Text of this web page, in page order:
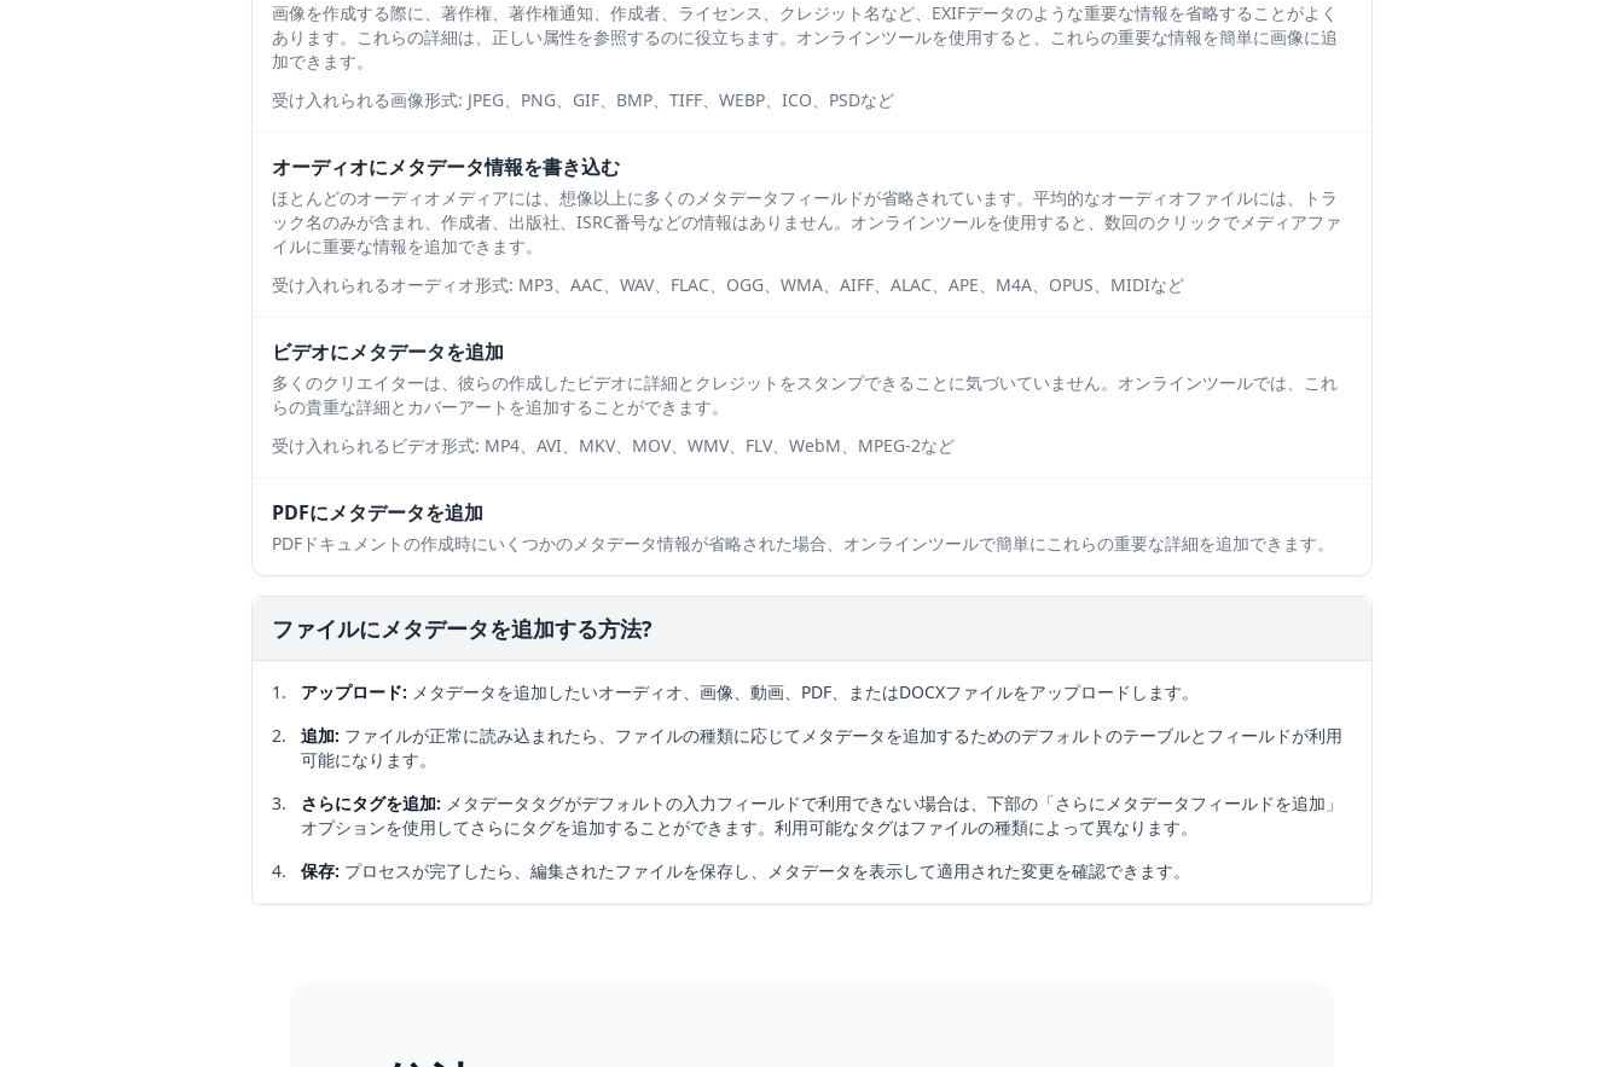
画像を作成する際に、著作権、著作権通知、作成者、ライセンス、クレジット名など、EXIFデータのような重要な情報を省略することがよく
あります。これらの詳細は、正しい属性を参照するのに役立ちます。オンラインツールを使用すると、これらの重要な情報を簡単に画像に追
加できます。
受け入れられる画像形式: JPEG、PNG、GIF、BMP、TIFF、WEBP、ICO、PSDなど
オーディオにメタデータ情報を書き込む
ほとんどのオーディオメディアには、想像以上に多くのメタデータフィールドが省略されています。平均的なオーディオファイルには、トラ
ック名のみが含まれ、作成者、出版社、ISRC番号などの情報はありません。オンラインツールを使用すると、数回のクリックでメディアファ
イルに重要な情報を追加できます。
受け入れられるオーディオ形式: MP3、AAC、WAV、FLAC、OGG、WMA、AIFF、ALAC、APE、M4A、OPUS、MIDIなど
ビデオにメタデータを追加
多くのクリエイターは、彼らの作成したビデオに詳細とクレジットをスタンプできることに気づいていません。オンラインツールでは、これ
らの貴重な詳細とカバーアートを追加することができます。
受け入れられるビデオ形式: MP4、AVI、MKV、MOV、WMV、FLV、WebM、MPEG-2など
PDFにメタデータを追加
PDFドキュメントの作成時にいくつかのメタデータ情報が省略された場合、オンラインツールで簡単にこれらの重要な詳細を追加できます。
ファイルにメタデータを追加する方法?
アップロード: メタデータを追加したいオーディオ、画像、動画、PDF、またはDOCXファイルをアップロードします。
追加: ファイルが正常に読み込まれたら、ファイルの種類に応じてメタデータを追加するためのデフォルトのテーブルとフィールドが利用
可能になります。
さらにタグを追加: メタデータタグがデフォルトの入力フィールドで利用できない場合は、下部の「さらにメタデータフィールドを追加」
オプションを使用してさらにタグを追加することができます。利用可能なタグはファイルの種類によって異なります。
保存: プロセスが完了したら、編集されたファイルを保存し、メタデータを表示して適用された変更を確認できます。